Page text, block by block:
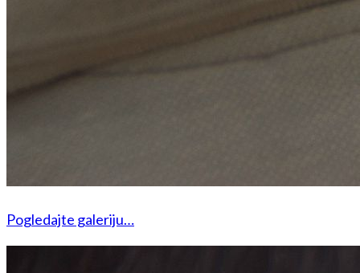
Pogledajte galeriju…